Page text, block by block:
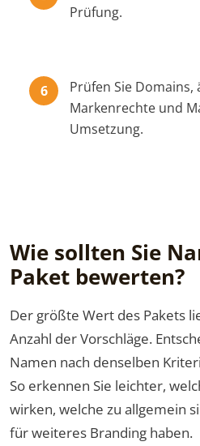
Prüfung.
Prüfen Sie Domains,
Markenrechte und
Umsetzung.
Wie sollten Sie
Paket bewerten?
Der größte Wert des Pakets
Anzahl der Vorschläge.
Namen nach denselben
So erkennen Sie leichter,
wirken, welche zu allgemein
für weiteres Branding haben.